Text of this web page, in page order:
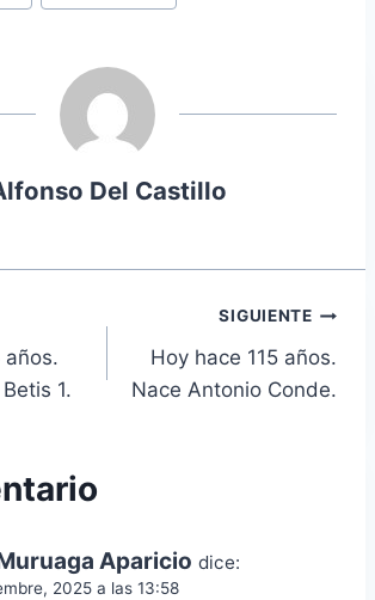
Del Castillo
años.
1.
SIGUIENTE
Hoy hace 115 años.
Nace Antonio Conde.
Aparicio dice:
2025 a las 13:58